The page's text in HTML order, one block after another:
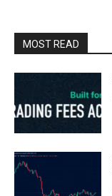
MOST READ